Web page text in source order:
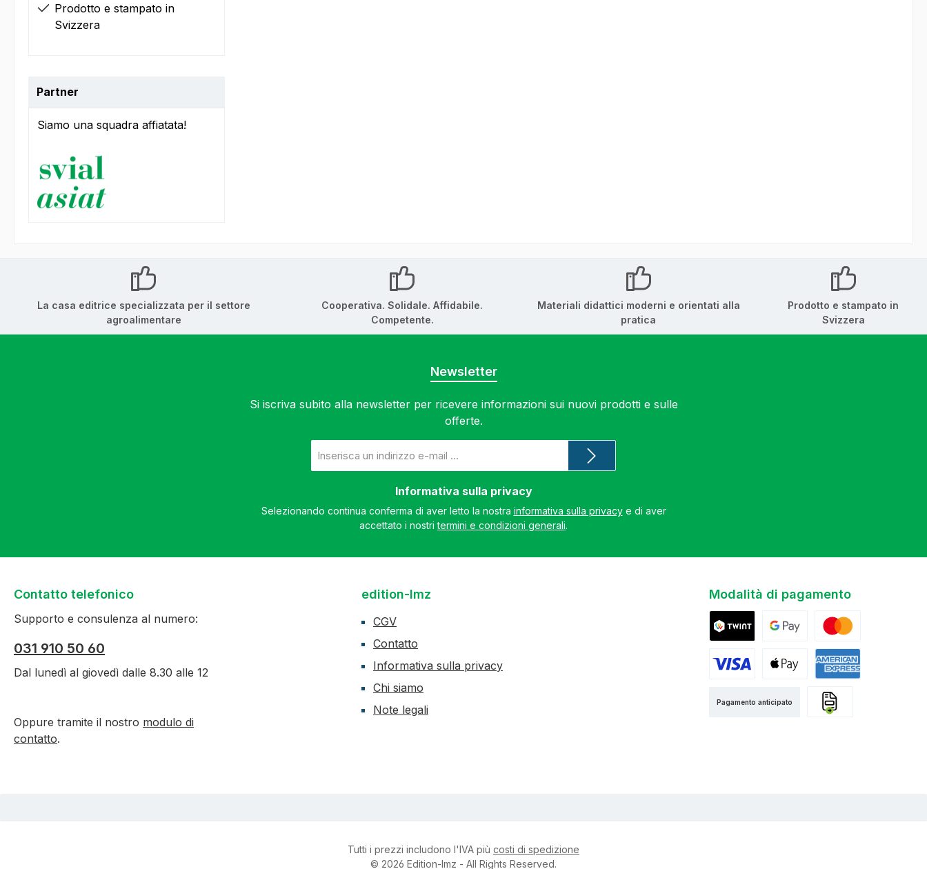
Prodotto e stampato in
Svizzera
Partner
Siamo una squadra affiatata!
La casa editrice specializzata per il settore
agroalimentare
Cooperativa. Solidale. Affidabile.
Competente.
Materiali didattici moderni e orientati alla
pratica
Prodotto e stampato in
Svizzera
Newsletter
Si iscriva subito alla newsletter per ricevere informazioni sui nuovi prodotti e sulle
offerte.
e-
mail
Informativa sulla privacy
Selezionando continua conferma di aver letto la nostra informativa sulla privacye di aver
accettato i nostritermini e condizioni generali.
Contatto telefonico
Supporto e consulenza al numero:
031 910 50 60
Dal lunedì al giovedì dalle 8.30 alle 12
Oppure tramite il nostro modulo di
contatto.
edition-lmz
CGV
Contatto
Informativa sulla privacy
Chi siamo
Note legali
Modalità di pagamento
Google PayMastercard
Pagamento anticipato
Tutti i prezzi includono l'IVA più costi di spedizione
© 2026 Edition-lmz - All Rights Reserved.